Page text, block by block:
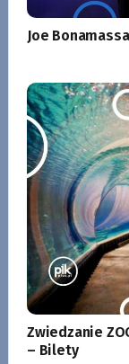
Joe
Zwiedzanie
– Bilety